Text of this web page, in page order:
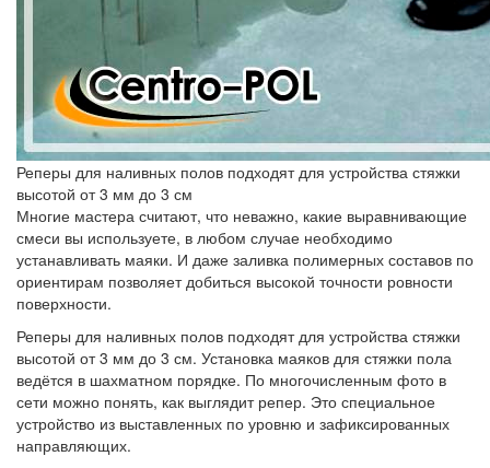
Реперы для наливных полов подходят для устройства стяжки
высотой от 3 мм до 3 см
Многие мастера считают, что неважно, какие выравнивающие
смеси вы используете, в любом случае необходимо
устанавливать маяки. И даже заливка полимерных составов по
ориентирам позволяет добиться высокой точности ровности
поверхности.
Реперы для наливных полов подходят для устройства стяжки
высотой от 3 мм до 3 см. Установка маяков для стяжки пола
ведётся в шахматном порядке. По многочисленным фото в
сети можно понять, как выглядит репер. Это специальное
устройство из выставленных по уровню и зафиксированных
направляющих.